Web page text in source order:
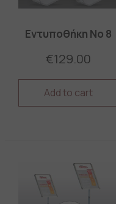
Εντυποθήκη No 8
€129.00
Add to cart